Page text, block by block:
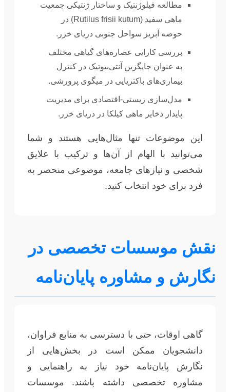
مطالعه فیلوژنتیک و ساختار ژنتیکی جمعیت
ماهی سفید (Rutilus frisii kutum) در
حوضه آبریز سواحل جنوبی دریای خزر.
بررسی کارایی عصاره‌های گیاهی مختلف
به عنوان جایگزین آنتی‌بیوتیک در کنترل
بیماری‌های باکتریایی در میگوی پرورشی.
مدل‌سازی زیستی-اقتصادی برای مدیریت
پایدار ذخایر ماهی کیلکا در دریای خزر.
این موضوعات تنها مثال‌هایی هستند و شما
می‌توانید با الهام از آن‌ها و ترکیب با علایق
شخصی و نیازهای جامعه، موضوعی منحصر به
فرد برای خود انتخاب کنید.
نقش موسسات تخصصی در
نگارش و مشاوره پایان‌نامه
گاهی اوقات، حتی با دسترسی به منابع فراوان،
دانشجویان ممکن است در بخش‌هایی از
نگارش پایان‌نامه خود نیاز به راهنمایی و
مشاوره تخصصی داشته باشند. موسسات